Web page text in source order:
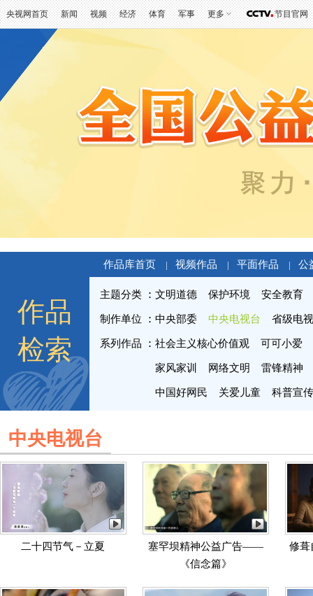
央视网首页 新闻 视频 经济 体育 军事 更多 节目官网
作品
检索
作品库首页 | 视频作品 | 平面作品 | 公
主题分类 文明道德 保护环境 安全教育
制作单位 中央部委 中央电视台 省级电
系列作品 社会主义核心价值观 可可小爱
家风家训 网络文明 雷锋精神
中国好网民 关爱儿童 科普宣传
中央电视台
二十四节气－立夏
塞罕坝精神公益广告——
《信念篇》
修